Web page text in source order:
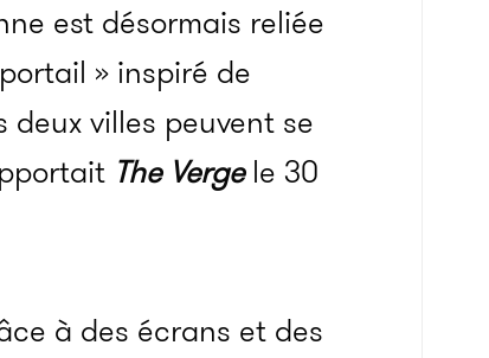
est désormais reliée
» inspiré de
villes peuvent se
The Vergele 30
à des écrans et des